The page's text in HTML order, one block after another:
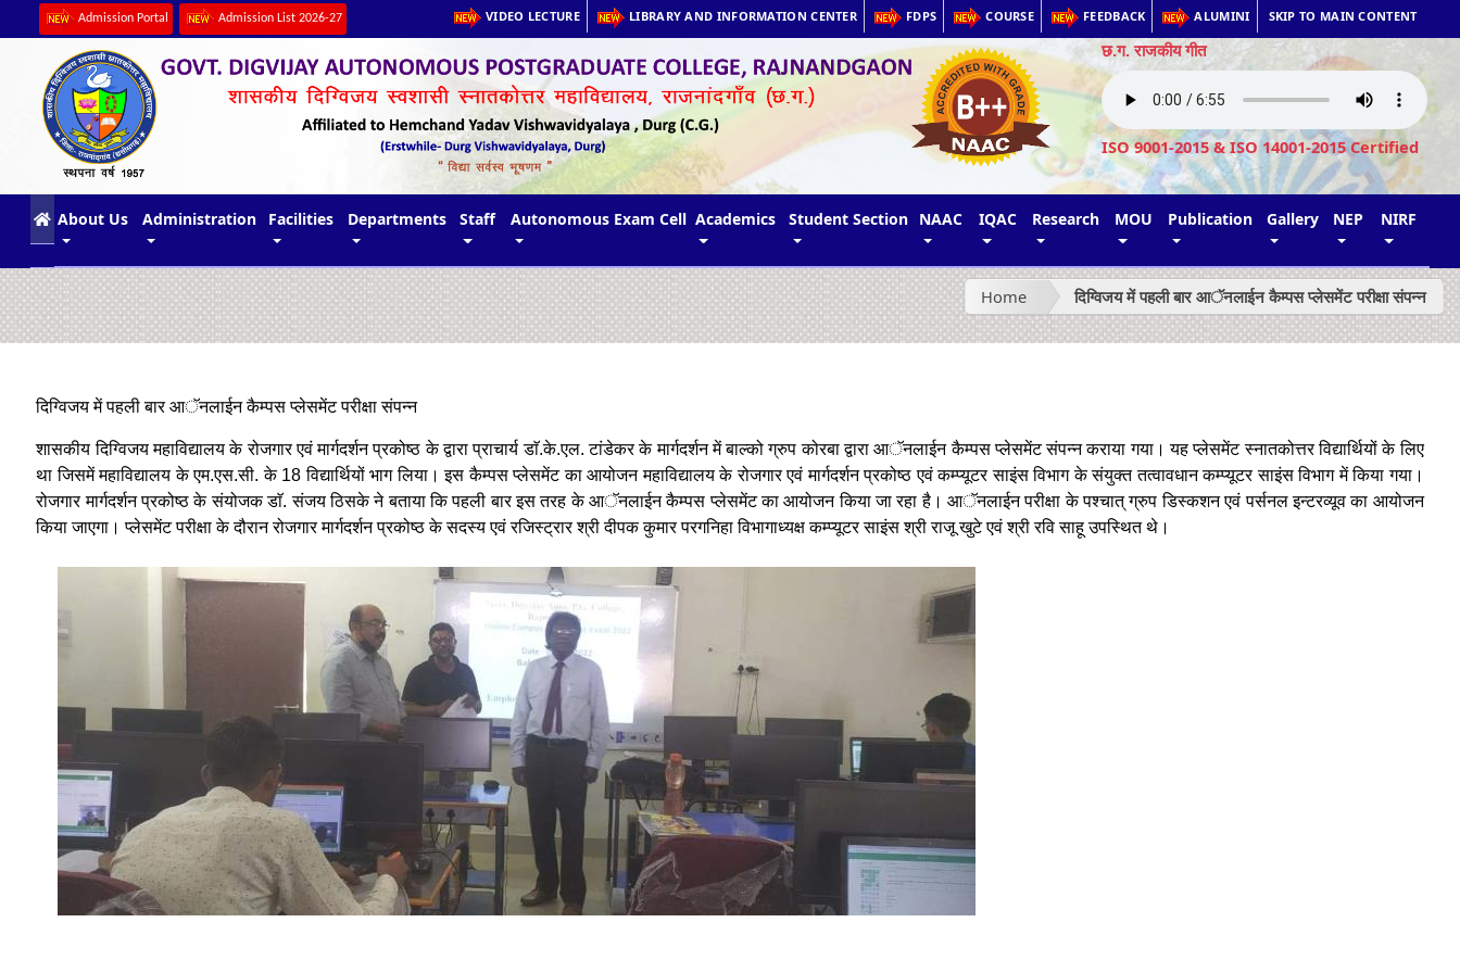
Admission Portal Admission List 2026-27 VIDEO LECTURE LIBRARY AND INFORMATION CENTER FDPS COURSE FEEDBACK ALUMINI SKIP TO MAIN CONTENT
छ.ग. राजकीय गीत
ISO 9001-2015 & ISO 14001-2015 Certified
(current)
About Us Administration Facilities Departments Staff Autonomous Exam Cell Academics Student Section NAAC IQAC Research MOU Publication Gallery NEP NIRF
Home दिग्विजय में पहली बार आॅनलाईन कैम्पस प्लेसमेंट परीक्षा संपन्न
दिग्विजय में पहली बार आॅनलाईन कैम्पस प्लेसमेंट परीक्षा संपन्न
शासकीय दिग्विजय महाविद्यालय के रोजगार एवं मार्गदर्शन प्रकोष्ठ के द्वारा प्राचार्य डाॅ.के.एल. टांडेकर के मार्गदर्शन में बाल्को ग्रुप कोरबा द्वारा आॅनलाईन कैम्पस प्लेसमेंट संपन्न कराया गया। यह प्लेसमेंट स्नातकोत्तर विद्यार्थियों के लिए
था जिसमें महाविद्यालय के एम.एस.सी. के 18 विद्यार्थियों भाग लिया। इस कैम्पस प्लेसमेंट का आयोजन महाविद्यालय के रोजगार एवं मार्गदर्शन प्रकोष्ठ एवं कम्प्यूटर साइंस विभाग के संयुक्त तत्वावधान कम्प्यूटर साइंस विभाग में किया गया।
रोजगार मार्गदर्शन प्रकोष्ठ के संयोजक डाॅ. संजय ठिसके ने बताया कि पहली बार इस तरह के आॅनलाईन कैम्पस प्लेसमेंट का आयोजन किया जा रहा है। आॅनलाईन परीक्षा के पश्चात् ग्रुप डिस्कशन एवं पर्सनल इन्टरव्यूव का आयोजन
किया जाएगा। प्लेसमेंट परीक्षा के दौरान रोजगार मार्गदर्शन प्रकोष्ठ के सदस्य एवं रजिस्ट्रार श्री दीपक कुमार परगनिहा विभागाध्यक्ष कम्प्यूटर साइंस श्री राजू खुटे एवं श्री रवि साहू उपस्थित थे।